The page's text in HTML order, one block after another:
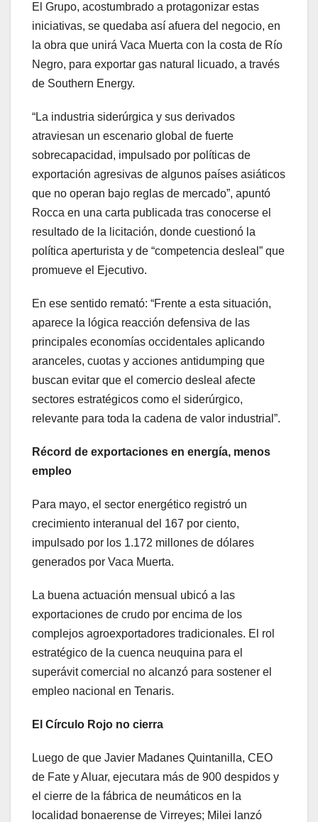
El Grupo, acostumbrado a protagonizar estas
iniciativas, se quedaba así afuera del negocio, en
la obra que unirá Vaca Muerta con la costa de Río
Negro, para exportar gas natural licuado, a través
de Southern Energy.
“La industria siderúrgica y sus derivados
atraviesan un escenario global de fuerte
sobrecapacidad, impulsado por políticas de
exportación agresivas de algunos países asiáticos
que no operan bajo reglas de mercado”, apuntó
Rocca en una carta publicada tras conocerse el
resultado de la licitación, donde cuestionó la
política aperturista y de “competencia desleal” que
promueve el Ejecutivo.
En ese sentido remató: “Frente a esta situación,
aparece la lógica reacción defensiva de las
principales economías occidentales aplicando
aranceles, cuotas y acciones antidumping que
buscan evitar que el comercio desleal afecte
sectores estratégicos como el siderúrgico,
relevante para toda la cadena de valor industrial”.
Récord de exportaciones en energía, menos
empleo
Para mayo, el sector energético registró un
crecimiento interanual del 167 por ciento,
impulsado por los 1.172 millones de dólares
generados por Vaca Muerta.
La buena actuación mensual ubicó a las
exportaciones de crudo por encima de los
complejos agroexportadores tradicionales. El rol
estratégico de la cuenca neuquina para el
superávit comercial no alcanzó para sostener el
empleo nacional en Tenaris.
El Círculo Rojo no cierra
Luego de que Javier Madanes Quintanilla, CEO
de Fate y Aluar, ejecutara más de 900 despidos y
el cierre de la fábrica de neumáticos en la
localidad bonaerense de Virreyes; Milei lanzó